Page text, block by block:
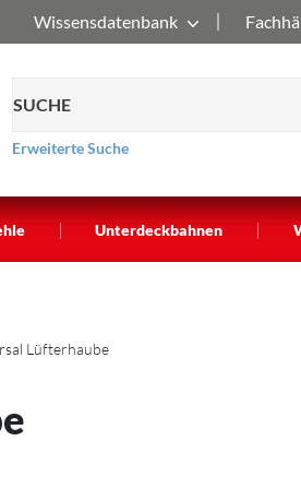
Wissensdatenbank
Erweiterte Suche
| Unterdeckbahnen |
Lüfterhaube